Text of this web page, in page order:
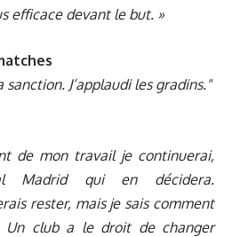
efficace devant le but. »
sanction. J’applaudi les gradins."
de mon travail je continuerai,
Madrid qui en décidera.
rester, mais je sais comment
Un club a le droit de changer